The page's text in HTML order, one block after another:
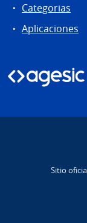
Categorias
Aplicaciones
Sitio